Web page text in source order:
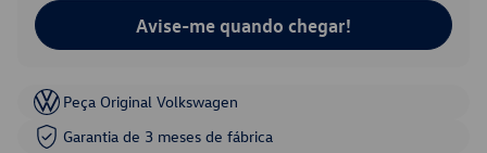
Avise-me quando chegar!
Peça Original Volkswagen
Garantia de 3 meses de fábrica